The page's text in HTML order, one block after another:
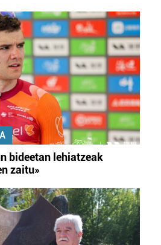
bideetan lehiatzeak
zaitu»